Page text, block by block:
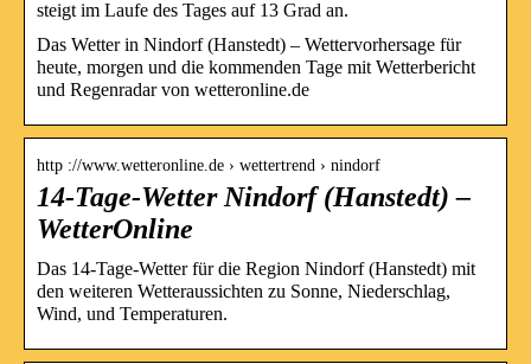
steigt im Laufe des Tages auf 13 Grad an.
Das Wetter in Nindorf (Hanstedt) – Wettervorhersage für
heute, morgen und die kommenden Tage mit Wetterbericht
und Regenradar von wetteronline.de
http ://www.wetteronline.de › wettertrend › nindorf
14-Tage-Wetter Nindorf (Hanstedt) –
WetterOnline
Das 14-Tage-Wetter für die Region Nindorf (Hanstedt) mit
den weiteren Wetteraussichten zu Sonne, Niederschlag,
Wind, und Temperaturen.